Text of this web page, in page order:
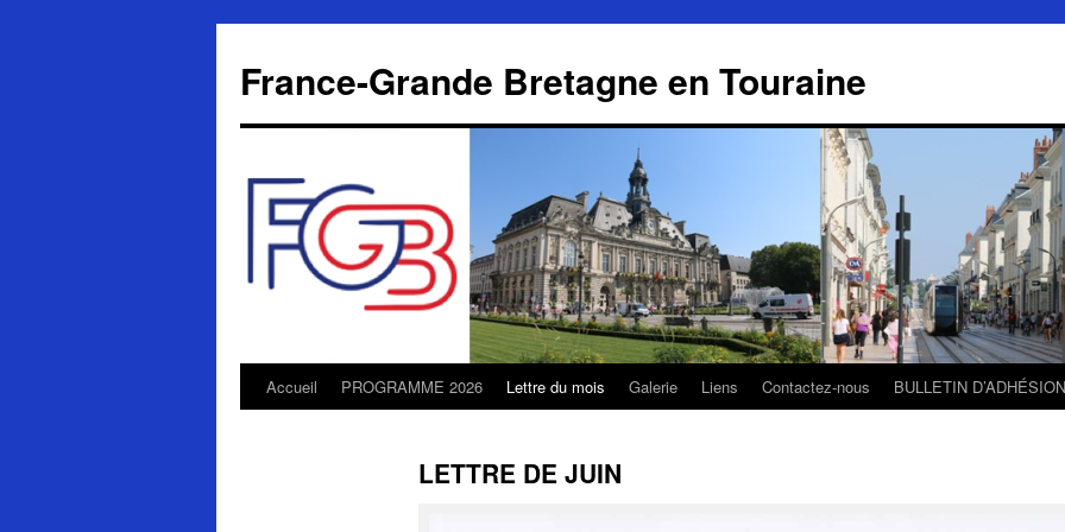
contenu
France-Grande Bretagne en Touraine
Accueil PROGRAMME 2026 Lettre du mois Galerie Liens Contactez-nous BULLETIN D’ADHÉSION
LETTRE DE JUIN